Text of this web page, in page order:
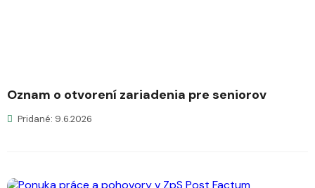
Oznam o otvorení zariadenia pre seniorov
Pridané: 9.6.2026